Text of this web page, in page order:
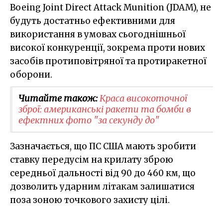
Boeing Joint Direct Attack Munition (JDAM), не
будуть достатньо ефективними для
використання в умовах сьогоднішньої
високої конкуренції, зокрема проти нових
засобів протиповітряної та протиракетної
оборони.
Читайте також:Краса високоточної
зброї: американські ракети та бомби в
ефектних фото "за секунду до"
Зазначається, що ПС США мають зробити
ставку передусім на крилату зброю
середньої дальності від 90 до 460 км, що
дозволить ударним літакам залишатися
поза зоною точкового захисту цілі.